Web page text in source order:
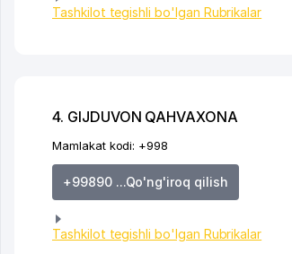
Tashkilot tegishli bo'lgan Rubrikalar
4. GIJDUVON QAHVAXONA
Mamlakat kodi: +998
+99890 ...Qo'ng'iroq qilish
Tashkilot tegishli bo'lgan Rubrikalar